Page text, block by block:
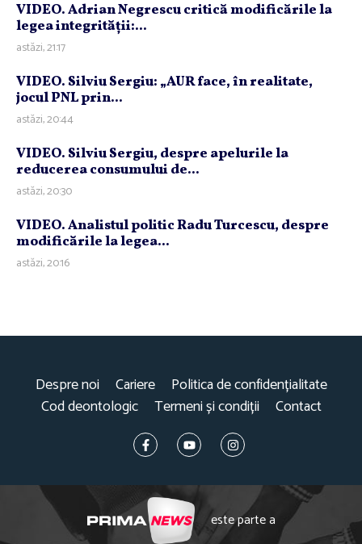
VIDEO. Adrian Negrescu critică modificările la
legea integrităţii:...
astăzi, 21:17
VIDEO. Silviu Sergiu: „AUR face, în realitate,
jocul PNL prin...
astăzi, 20:44
VIDEO. Silviu Sergiu, despre apelurile la
reducerea consumului de...
astăzi, 20:30
VIDEO. Analistul politic Radu Turcescu, despre
modificările la legea...
astăzi, 20:16
Despre noi Cariere
Politica de confidențialitate
Cod deontologic
Termeni și condiții Contact
este parte a